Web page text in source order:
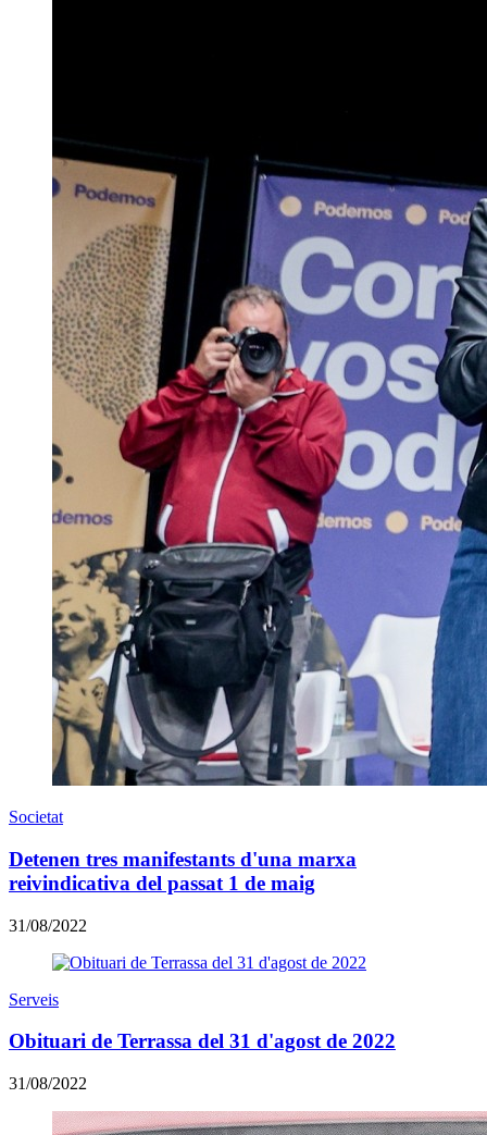
Societat
Detenen tres manifestants d'una marxa
reivindicativa del passat 1 de maig
31/08/2022
Serveis
Obituari de Terrassa del 31 d'agost de 2022
31/08/2022